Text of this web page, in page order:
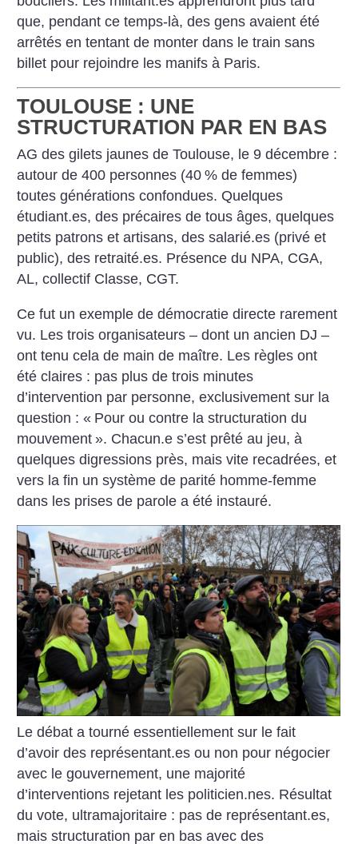
que, pendant ce temps-là, des gens avaient été
arrêtés en tentant de monter dans le train sans
billet pour rejoindre les manifs à Paris.
TOULOUSE : UNE
STRUCTURATION PAR EN BAS
AG des gilets jaunes de Toulouse, le 9 décembre :
autour de 400 personnes (40 % de femmes)
toutes générations confondues. Quelques
étudiant.es, des précaires de tous âges, quelques
petits patrons et artisans, des salarié.es (privé et
public), des retraité.es. Présence du NPA, CGA,
AL, collectif Classe, CGT.
Ce fut un exemple de démocratie directe rarement
vu. Les trois organisateurs – dont un ancien DJ –
ont tenu cela de main de maître. Les règles ont
été claires : pas plus de trois minutes
d’intervention par personne, exclusivement sur la
question : « Pour ou contre la structuration du
mouvement ». Chacun.e s’est prêté au jeu, à
quelques digressions près, mais vite recadrées, et
vers la fin un système de parité homme-femme
dans les prises de parole a été instauré.
Le débat a tourné essentiellement sur le fait
d’avoir des représentant.es ou non pour négocier
avec le gouvernement, une majorité
d’interventions rejetant les politicien.nes. Résultat
du vote, ultramajoritaire : pas de représentant.es,
mais structuration par en bas avec des